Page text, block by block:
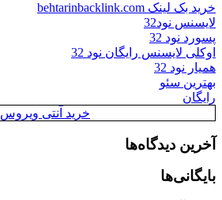
خرید بک لینک behtarinbacklink.com
لایسنس نود32
پسورد نود 32
اوکلی لایسنس رایگان نود 32
همیار نود 32
بهترین سئو
رایگان
خرید آنتی ویروس
آخرین دیدگاه‌ها
بایگانی‌ها